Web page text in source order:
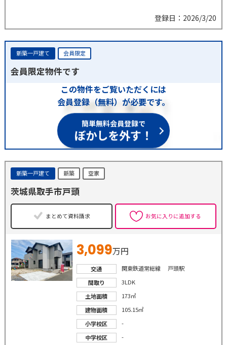
登録日：2026/3/20
新築一戸建て 会員限定
会員限定物件です
この物件をご覧いただくには
会員登録（無料）が必要です。
簡単無料会員登録で
ぼかしを外す！
新築一戸建て 新築 空家
茨城県取手市戸頭
まとめて資料請求 お気に入りに追加する
3,099万円
交通
関東鉄道常総線 戸頭駅
間取り
3LDK
土地面積
173㎡
建物面積
105.15㎡
小学校区
-
中学校区
-